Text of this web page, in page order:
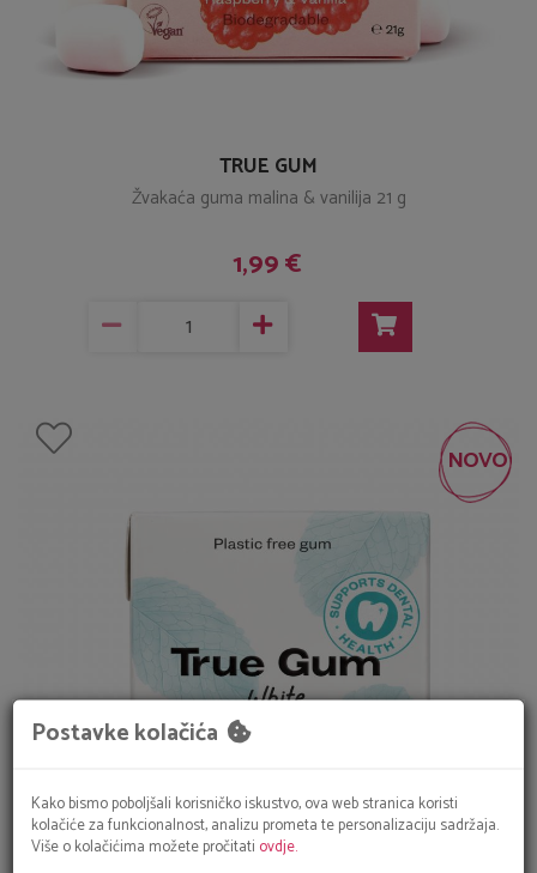
TRUE GUM
Žvakaća guma malina & vanilija 21 g
1,99 €
NOVO
Postavke kolačića
Kako bismo poboljšali korisničko iskustvo, ova web stranica koristi
kolačiće za funkcionalnost, analizu prometa te personalizaciju sadržaja.
Više o kolačićima možete pročitati ovdje.